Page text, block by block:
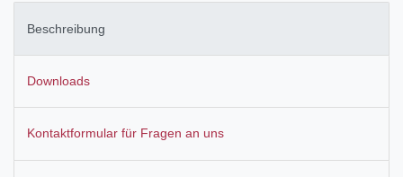
Beschreibung
Downloads
Kontaktformular für Fragen an uns